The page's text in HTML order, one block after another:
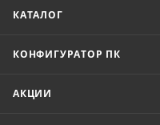
КАТАЛОГ
КОНФИГУРАТОР ПК
АКЦИИ